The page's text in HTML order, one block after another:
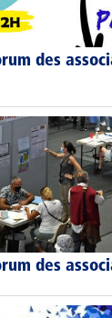
des
des